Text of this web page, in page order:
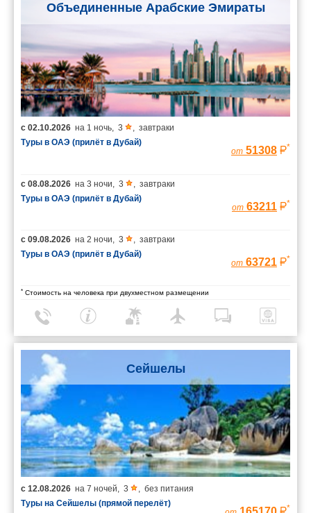
Объединенные Арабские Эмираты
с 02.10.2026 на 1 ночь, 3 , завтраки
Туры в ОАЭ (прилёт в Дубай)
от 51308 *
с 08.08.2026 на 3 ночи, 3 , завтраки
Туры в ОАЭ (прилёт в Дубай)
от 63211 *
с 09.08.2026 на 2 ночи, 3 , завтраки
Туры в ОАЭ (прилёт в Дубай)
от 63721 *
* Стоимость на человека при двухместном размещении
Сейшелы
с 12.08.2026 на 7 ночей 3
без питания
Туры на Сейшелы (прямой перелёт)
*